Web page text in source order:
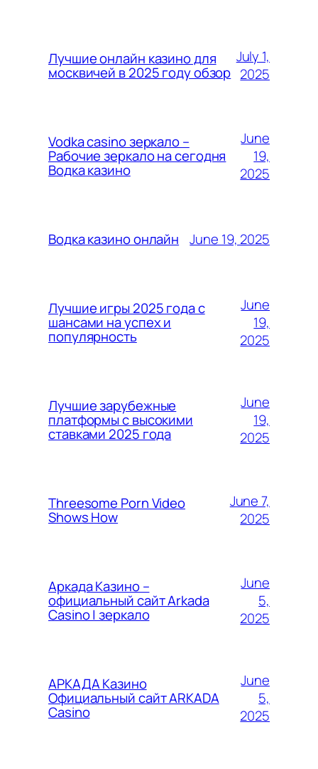
Лучшие онлайн казино для
москвичей в 2025 году обзор
July 1,
2025
Vodka casino зеркало –
Рабочие зеркало на сегодня
Водка казино
June
19,
2025
Водка казино онлайн June 19, 2025
Лучшие игры 2025 года с
шансами на успех и
популярность
June
19,
2025
Лучшие зарубежные
платформы с высокими
ставками 2025 года
June
19,
2025
Threesome Porn Video
Shows How
June 7,
2025
Аркада Казино –
официальный сайт Arkada
Casino | зеркало
June
5,
2025
АРКАДА Казино
Официальный сайт ARKADA
Casino
June
5,
2025